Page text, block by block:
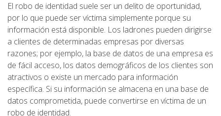
El robo de identidad suele ser un delito de oportunidad,
por lo que puede ser víctima simplemente porque su
información está disponible. Los ladrones pueden dirigirse
a clientes de determinadas empresas por diversas
razones; por ejemplo, la base de datos de una empresa es
de fácil acceso, los datos demográficos de los clientes son
atractivos o existe un mercado para información
específica. Si su información se almacena en una base de
datos comprometida, puede convertirse en víctima de un
robo de identidad.